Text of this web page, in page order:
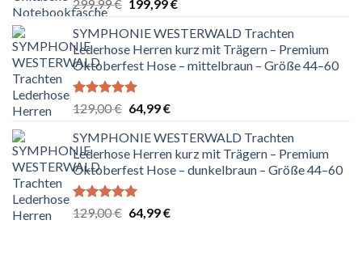
299,99€
war:
299,99 €
199,99€
ist:
199,99 €.
SYMPHONIE WESTERWALD Trachten
Lederhose Herren kurz mit Trägern – Premium
Oktoberfest Hose – mittelbraun – Größe 44–60
Bewertet
5.00
von 5
129,00€ Ursprünglicher
war:
129,00 €
64,99€Aktueller
ist:
64,99 €.
SYMPHONIE WESTERWALD Trachten
Lederhose Herren kurz mit Trägern – Premium
Oktoberfest Hose – dunkelbraun – Größe 44–60
Bewertet
5.00
129,00€ Ursprünglicher
64,99€Aktueller